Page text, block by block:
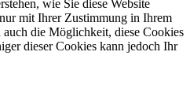
wie Sie diese Website
mit Ihrer Zustimmung in Ihrem
auch die Möglichkeit, diese Cookies
dieser Cookies kann jedoch Ihr